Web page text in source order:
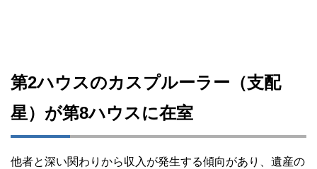
第2ハウスのカスプルーラー（支配
星）が第8ハウスに在室
他者と深い関わりから収入が発生する傾向があり、遺産の